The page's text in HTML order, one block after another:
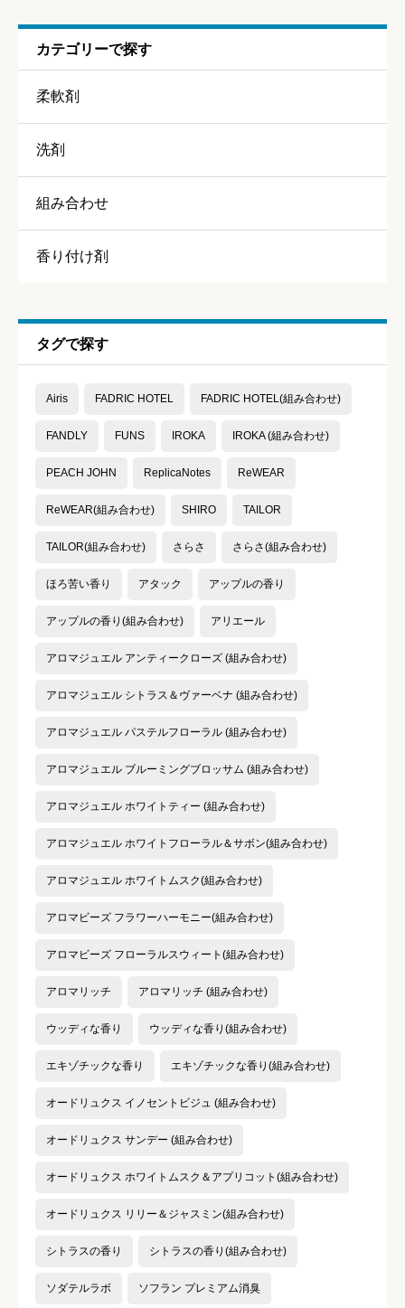
香り
星の数をお選びください
星の数をお選びください 
星の数をお選びください  
クチコミのタイトル 必須
クチコミ内容 必須
カテゴリーで探す
柔軟剤
洗剤
組み合わせ
香り付け剤
タグで探す
Airis FADRIC HOTEL FADRIC HOTEL(組み合わせ)
FANDLY FUNS IROKA IROKA (組み合わせ)
PEACH JOHN ReplicaNotes ReWEAR
ReWEAR(組み合わせ) SHIRO TAILOR
TAILOR(組み合わせ) さらさ さらさ(組み合わせ)
ほろ苦い香り アタック アップルの香り
アップルの香り(組み合わせ) アリエール
アロマジュエル アンティークローズ (組み合わせ)
アロマジュエル シトラス＆ヴァーベナ (組み合わせ)
アロマジュエル パステルフローラル (組み合わせ)
アロマジュエル ブルーミングブロッサム (組み合わせ)
アロマジュエル ホワイトティー (組み合わせ)
アロマジュエル ホワイトフローラル＆サボン(組み合わせ)
アロマジュエル ホワイトムスク(組み合わせ)
アロマビーズ フラワーハーモニー(組み合わせ)
アロマビーズ フローラルスウィート(組み合わせ)
アロマリッチ アロマリッチ (組み合わせ)
ウッディな香り ウッディな香り(組み合わせ)
エキゾチックな香り エキゾチックな香り(組み合わせ)
オードリュクス イノセントビジュ (組み合わせ)
オードリュクス サンデー (組み合わせ)
オードリュクス ホワイトムスク＆アプリコット(組み合わせ)
オードリュクス リリー＆ジャスミン(組み合わせ)
シトラスの香り シトラスの香り(組み合わせ)
ソダテルラボ ソフラン プレミアム消臭